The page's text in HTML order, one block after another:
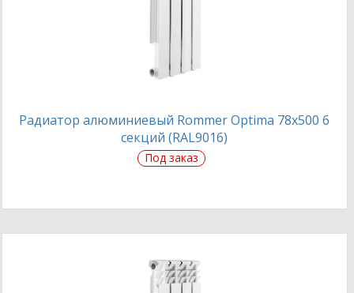
Радиатор алюминиевый Rommer Optima 78х500 6
секций (RAL9016)
Под заказ